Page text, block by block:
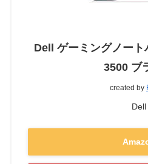
Dell ゲーミングノー
3500 ブ
created by
Dell